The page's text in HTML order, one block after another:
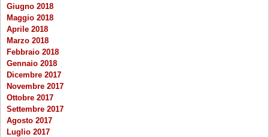
Giugno 2018
Maggio 2018
Aprile 2018
Marzo 2018
Febbraio 2018
Gennaio 2018
Dicembre 2017
Novembre 2017
Ottobre 2017
Settembre 2017
Agosto 2017
Luglio 2017